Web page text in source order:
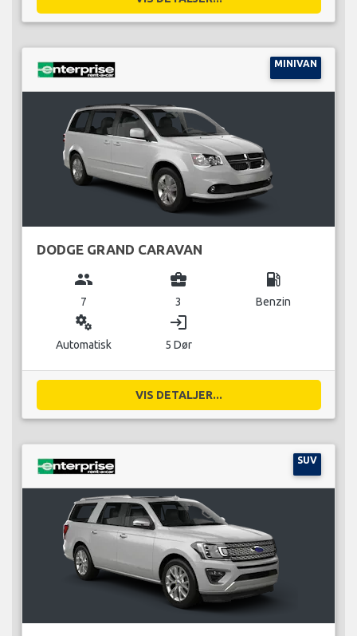
MINIVAN
DODGE GRAND CARAVAN
group
7
business_center
3
local_gas_station
Benzin
miscellaneous_services
Automatisk
login
5 Dør
VIS DETALJER...
SUV